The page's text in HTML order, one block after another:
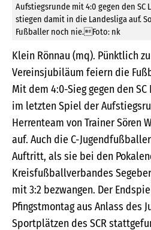
Aufstiegsrunde mit 4:0 gegen den SC
stiegen damit in die Landesliga auf.
Fußballer noch nie.Foto: nk
Klein Rönnau (mq). Pünktlich
Vereinsjubiläum feiern die
Mit dem 4:0-Sieg gegen den
im letzten Spiel der
Herrenteam von Trainer Sören
auf. Auch die C-
Auftritt, als sie bei den
Kreisfußballverbandes
mit 3:2 bezwangen. Der
Pfingstmontag aus Anlass des
Sportplätzen des SCR